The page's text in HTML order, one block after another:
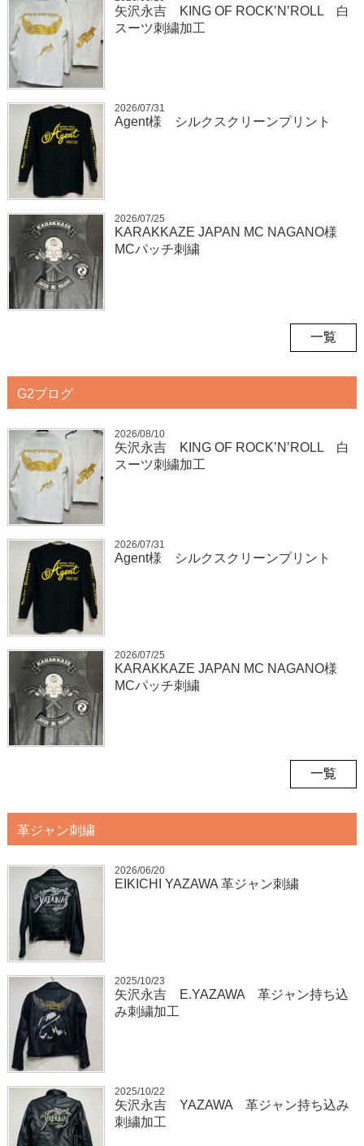
矢沢永吉 KING OF ROCK’N’ROLL 白
スーツ刺繍加工
2026/07/31
Agent様 シルクスクリーンプリント
2026/07/25
KARAKKAZE JAPAN MC NAGANO様
MCパッチ刺繍
一覧
G2ブログ
2026/08/10
矢沢永吉 KING OF ROCK’N’ROLL 白
スーツ刺繍加工
2026/07/31
Agent様 シルクスクリーンプリント
2026/07/25
KARAKKAZE JAPAN MC NAGANO様
MCパッチ刺繍
一覧
革ジャン刺繍
2026/06/20
EIKICHI YAZAWA 革ジャン刺繍
2025/10/23
矢沢永吉 E.YAZAWA 革ジャン持ち込
み刺繍加工
2025/10/22
矢沢永吉 YAZAWA 革ジャン持ち込み
刺繍加工